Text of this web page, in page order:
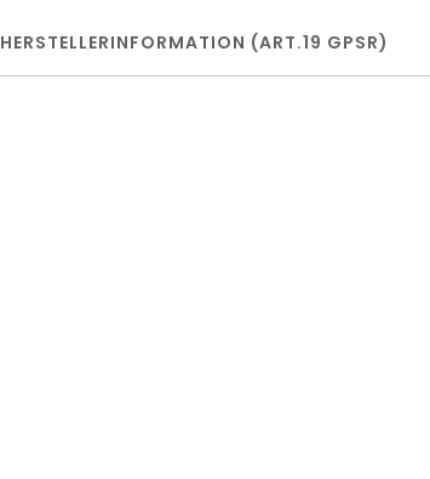
HERSTELLERINFORMATION (ART.19 GPSR)